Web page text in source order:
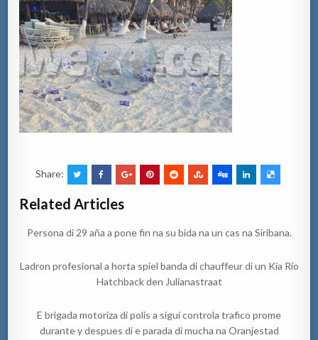
Share:
Related Articles
Persona di 29 aña a pone fin na su bida na un cas na Siribana.
Ladron profesional a horta spiel banda di chauffeur di un Kia Rio
Hatchback den Julianastraat
E brigada motoriza di polis a sigui controla trafico prome
durante y despues di e parada di mucha na Oranjestad